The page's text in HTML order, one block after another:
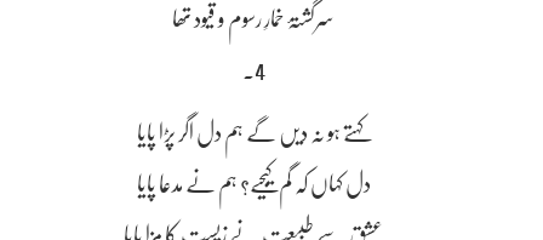
سرگشتۂ خمارِ رسوم و قیود تھا
4۔
کہتے ہو نہ دیں گے ہم دل اگر پڑا پایا
دل کہاں کہ گم کیجیے؟ ہم نے مدعا پایا
عشق سے طبیعت نے زیست کا مزا پایا